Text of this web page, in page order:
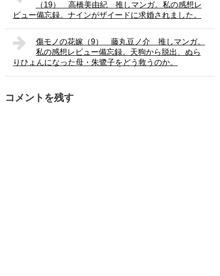
（19） 高橋美由紀 推しマンガ。私の感想レ
ビュー備忘録。ナインがザイードに求婚されました。
傷モノの花嫁（9） 藤丸豆ノ介 推しマンガ。
私の感想レビュー備忘録。天狗から脱出、ぬら
りひょんになった母・朱鷺子をどう救うのか。
コメントを残す